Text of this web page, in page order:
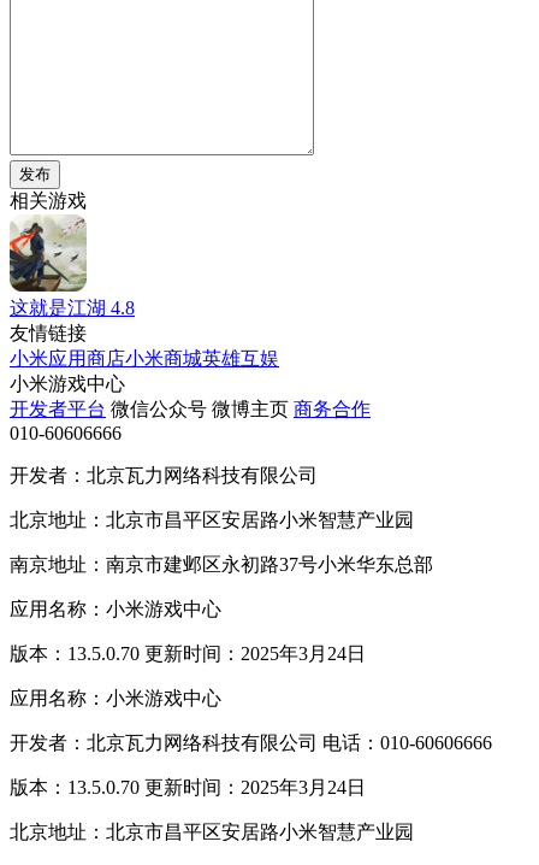
发布
相关游戏
这就是江湖 4.8
友情链接
小米应用商店小米商城英雄互娱
小米游戏中心
开发者平台 微信公众号 微博主页 商务合作
010-60606666
开发者：北京瓦力网络科技有限公司
北京地址：北京市昌平区安居路小米智慧产业园
南京地址：南京市建邺区永初路37号小米华东总部
应用名称：小米游戏中心
版本：13.5.0.70 更新时间：2025年3月24日
应用名称：小米游戏中心
开发者：北京瓦力网络科技有限公司 电话：010-60606666
版本：13.5.0.70 更新时间：2025年3月24日
北京地址：北京市昌平区安居路小米智慧产业园